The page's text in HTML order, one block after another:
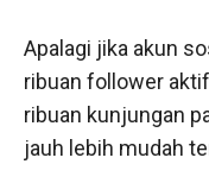
Apalagi jika akun
ribuan follower
ribuan kunjungan
jauh lebih mudah